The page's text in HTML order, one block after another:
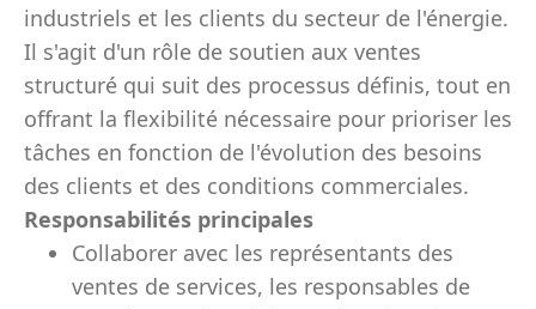
industriels et les clients du secteur de l'énergie.
Il s'agit d'un rôle de soutien aux ventes
structuré qui suit des processus définis, tout en
offrant la flexibilité nécessaire pour prioriser les
tâches en fonction de l'évolution des besoins
des clients et des conditions commerciales.
Responsabilités principales
Collaborer avec les représentants des
ventes de services, les responsables de